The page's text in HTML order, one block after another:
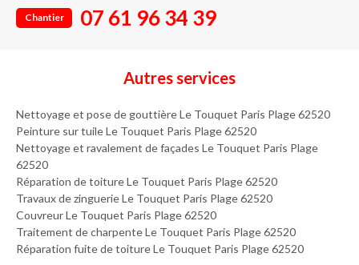
Chantier 07 61 96 34 39
Autres services
Nettoyage et pose de gouttière Le Touquet Paris Plage 62520
Peinture sur tuile Le Touquet Paris Plage 62520
Nettoyage et ravalement de façades Le Touquet Paris Plage
62520
Réparation de toiture Le Touquet Paris Plage 62520
Travaux de zinguerie Le Touquet Paris Plage 62520
Couvreur Le Touquet Paris Plage 62520
Traitement de charpente Le Touquet Paris Plage 62520
Réparation fuite de toiture Le Touquet Paris Plage 62520